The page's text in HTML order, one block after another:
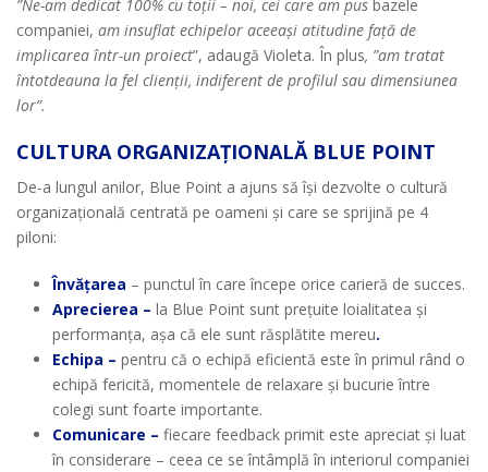
”Ne-am dedicat 100% cu toții – noi, cei care am pus bazele
companiei, am insuflat echipelor aceeași atitudine față de
implicarea într-un proiect”, adaugă Violeta. În plus, ”am tratat
întotdeauna la fel clienții, indiferent de profilul sau dimensiunea
lor”.
CULTURA ORGANIZAȚIONALĂ BLUE POINT
De-a lungul anilor, Blue Point a ajuns să își dezvolte o cultură
organizațională centrată pe oameni și care se sprijină pe 4
piloni:
Învățarea – punctul în care începe orice carieră de succes.
Aprecierea – la Blue Point sunt prețuite loialitatea și
performanța, așa că ele sunt răsplătite mereu.
Echipa – pentru că o echipă eficientă este în primul rând o
echipă fericită, momentele de relaxare și bucurie între
colegi sunt foarte importante.
Comunicare – fiecare feedback primit este apreciat și luat
în considerare – ceea ce se întâmplă în interiorul companiei